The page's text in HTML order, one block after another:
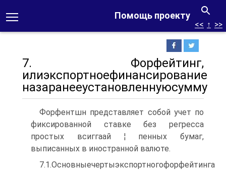
Помощь проекту
<< ↑ >>
7. Форфейтинг,
илиэкспортноефинансирование
назаранееустановленнуюсумму
Форфентшн представляет собой учет по
фиксированной ставке без регресса
простых всиггаай ¦ пенных бумаг,
выписанных в иностранной валюте.
7.1.Основныечертыэкспортногофорфейтинга